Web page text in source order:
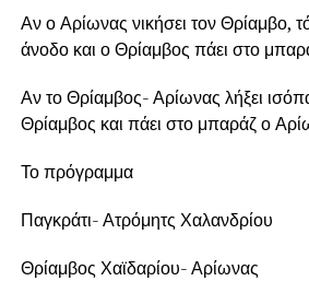
Αν ο Αρίωνας νικήσει τον Θρίαμβο,
άνοδο και ο Θρίαμβος πάει στο
Αν το Θρίαμβος- Αρίωνας λήξει
Θρίαμβος και πάει στο μπαράζ ο
Το πρόγραμμα
Παγκράτι- Ατρόμητς Χαλανδρίου
Θρίαμβος Χαϊδαρίου- Αρίωνας